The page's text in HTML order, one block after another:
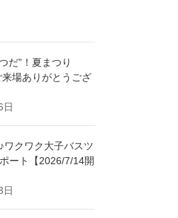
だ”！夏まつり
場ありがとうござ
日
ワクワク大子バスツ
ート【2026/7/14開
日